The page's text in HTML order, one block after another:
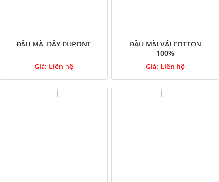
ĐẦU MÀI DÂY DUPONT
Giá: Liên hệ
ĐẦU MÀI VẢI COTTON
100%
Giá: Liên hệ